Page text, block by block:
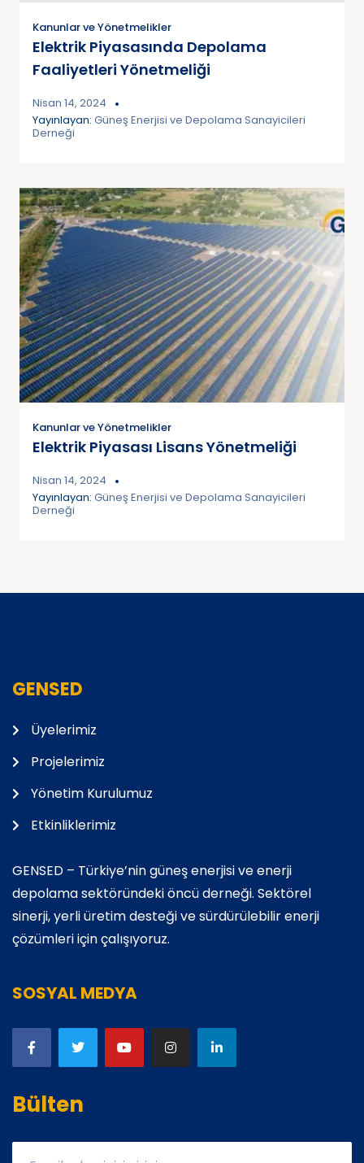
Kanunlar ve Yönetmelikler
Elektrik Piyasasında Depolama
Faaliyetleri Yönetmeliği
Nisan 14, 2024
Yayınlayan: Güneş Enerjisi ve Depolama Sanayicileri
Derneği
Kanunlar ve Yönetmelikler
Elektrik Piyasası Lisans Yönetmeliği
Nisan 14, 2024
Yayınlayan: Güneş Enerjisi ve Depolama Sanayicileri
Derneği
GENSED
Üyelerimiz
Projelerimiz
Yönetim Kurulumuz
Etkinliklerimiz
GENSED – Türkiye’nin güneş enerjisi ve enerji
depolama sektöründeki öncü derneği. Sektörel
sinerji, yerli üretim desteği ve sürdürülebilir enerji
çözümleri için çalışıyoruz.
SOSYAL MEDYA
Bülten